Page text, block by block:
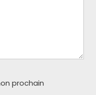
prochain